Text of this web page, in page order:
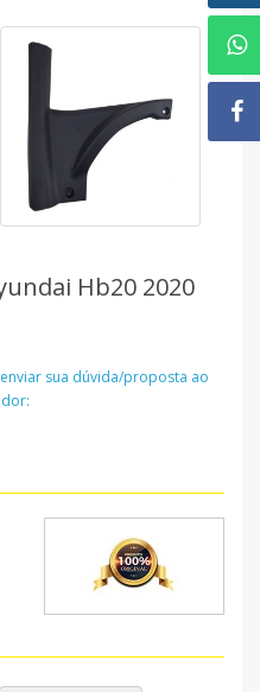
Hb20 2020
sua dúvida/proposta ao